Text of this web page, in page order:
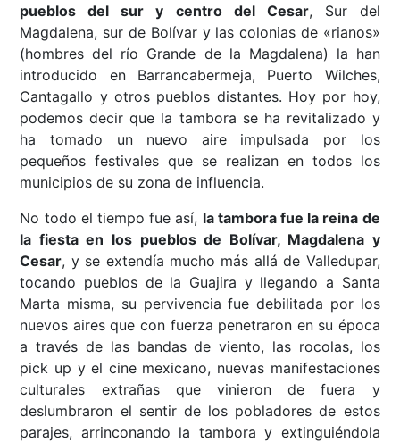
pueblos del sur y centro del Cesar, Sur del
Magdalena, sur de Bolívar y las colonias de «rianos»
(hombres del río Grande de la Magdalena) la han
introducido en Barrancabermeja, Puerto Wilches,
Cantagallo y otros pueblos distantes. Hoy por hoy,
podemos decir que la tambora se ha revitalizado y
ha tomado un nuevo aire impulsada por los
pequeños festivales que se realizan en todos los
municipios de su zona de influencia.
No todo el tiempo fue así, la tambora fue la reina de
la fiesta en los pueblos de Bolívar, Magdalena y
Cesar, y se extendía mucho más allá de Valledupar,
tocando pueblos de la Guajira y llegando a Santa
Marta misma, su pervivencia fue debilitada por los
nuevos aires que con fuerza penetraron en su época
a través de las bandas de viento, las rocolas, los
pick up y el cine mexicano, nuevas manifestaciones
culturales extrañas que vinieron de fuera y
deslumbraron el sentir de los pobladores de estos
parajes, arrinconando la tambora y extinguiéndola